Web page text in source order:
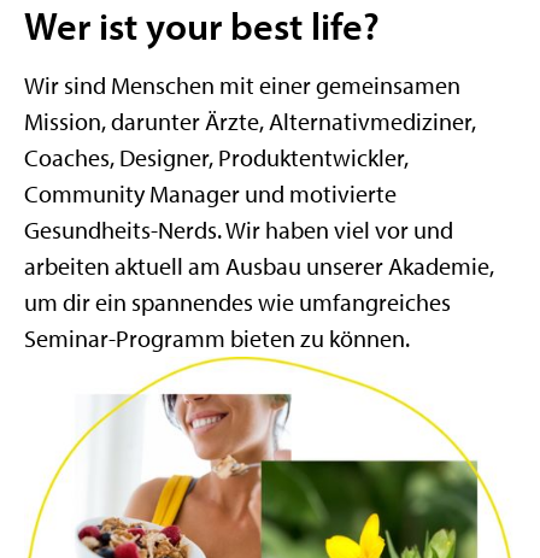
Wer ist your best life?
Wir sind Menschen mit einer gemeinsamen
Mission, darunter Ärzte, Alternativmediziner,
Coaches, Designer, Produktentwickler,
Community Manager und motivierte
Gesundheits-Nerds. Wir haben viel vor und
arbeiten aktuell am Ausbau unserer Akademie,
um dir ein spannendes wie umfangreiches
Seminar-Programm bieten zu können.